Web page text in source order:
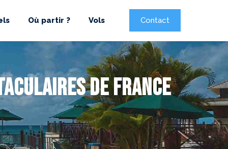
Où partir ? Vols Contact
de France